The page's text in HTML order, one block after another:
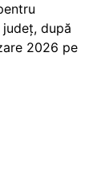
după
2026 pe